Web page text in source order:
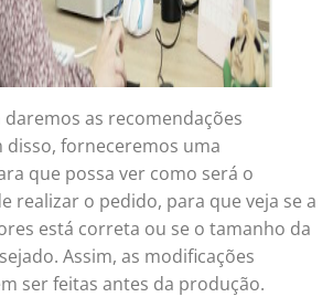
daremos as recomendações
disso, forneceremos uma
que possa ver como será o
realizar o pedido, para que veja se a
está correta ou se o tamanho da
Assim, as modificações
ser feitas antes da produção.